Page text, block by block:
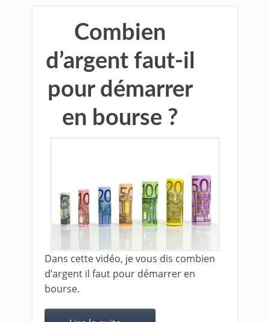
Combien
d’argent faut-il
pour démarrer
en bourse ?
Dans cette vidéo, je vous dis combien
d’argent il faut pour démarrer en
bourse.